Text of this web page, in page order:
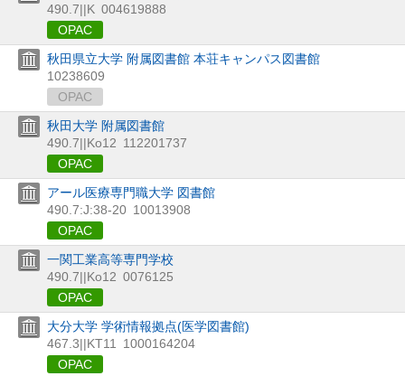
490.7||K 004619888
OPAC
秋田県立大学 附属図書館 本荘キャンパス図書館
10238609
OPAC
秋田大学 附属図書館
490.7||Ko12 112201737
OPAC
アール医療専門職大学 図書館
490.7:J:38-20 10013908
OPAC
一関工業高等専門学校
490.7||Ko12 0076125
OPAC
大分大学 学術情報拠点(医学図書館)
467.3||KT11
1000164204
OPAC